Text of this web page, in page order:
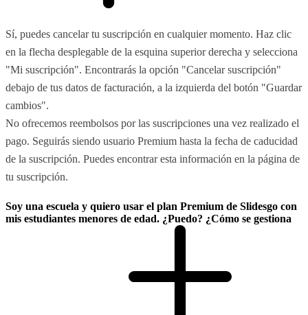
Sí, puedes cancelar tu suscripción en cualquier momento. Haz clic
en la flecha desplegable de la esquina superior derecha y selecciona
"Mi suscripción". Encontrarás la opción "Cancelar suscripción"
debajo de tus datos de facturación, a la izquierda del botón "Guardar
cambios".
No ofrecemos reembolsos por las suscripciones una vez realizado el
pago. Seguirás siendo usuario Premium hasta la fecha de caducidad
de la suscripción. Puedes encontrar esta información en la página de
tu suscripción.
Soy una escuela y quiero usar el plan Premium de Slidesgo con
mis estudiantes menores de edad. ¿Puedo? ¿Cómo se gestiona